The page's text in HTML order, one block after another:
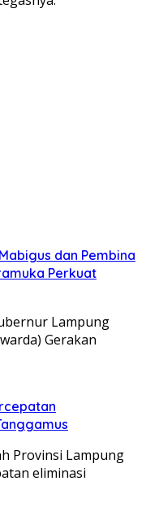
dan Pembina
Perkuat
Lampung
Gerakan
Provinsi Lampung
eliminasi